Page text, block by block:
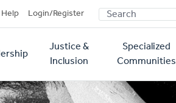
Help Login/Register SEARCH
Justice &
Inclusion
Specialized
Communities